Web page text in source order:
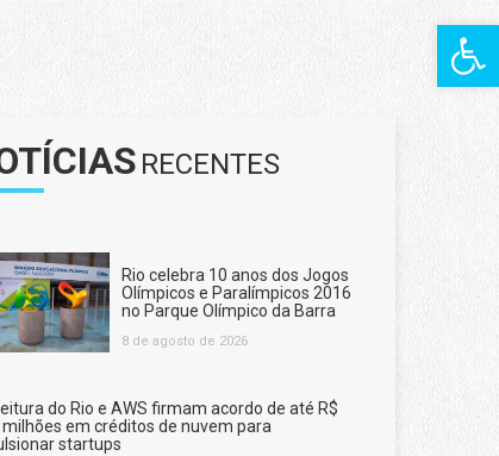
Barra de
RECENTES
Rio celebra 10 anos dos Jogos
Olímpicos e Paralímpicos 2016
no Parque Olímpico da Barra
8 de agosto de 2026
do Rio e AWS firmam acordo de até R$
milhões em créditos de nuvem para
startups